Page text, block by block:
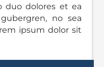
duo dolores et ea
no sea
ipsum dolor sit